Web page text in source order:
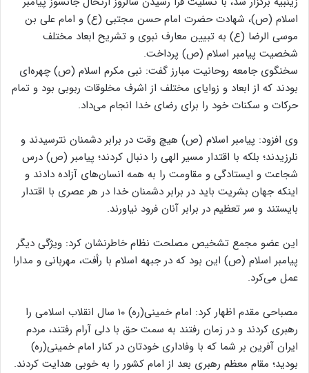
اسلام (ص)، شهادت حضرت امام حسن مجتبی (ع) و امام علی بن
موسی الرضا (ع) به تبیین معارف نبوی و تشریح ابعاد مختلف
شخصیت پیامبر اسلام (ص) پرداخت.
سخنگوی جامعه روحانیت مبارز گفت: نبی مکرم اسلام (ص) چهره‌ای
بودند که از ابعاد و زوایای مختلف از اشرف مخلوقات ربوبی بود و تمام
حرکات و سکنات خود را برای رضای خدا انجام می‌داد.
وی افزود: پیامبر اسلام (ص) هیچ وقت در برابر دشمنان نترسیدند و
نلرزیدند؛ بلکه با اقتدار مسیر الهی را دنبال کردند؛ پیامبر (ص) درس
شجاعت و ایستادگی و مقاومت را به همه انسان‌های آزاده دادند و
اینکه جهان بشریت باید در برابر دشمنان خدا در هر عصری با اقتدار
بایستند و سر تعظیم در برابر آنان فرود نیاورند.
این عضو مجمع تشخیص مصلحت نظام خاطرنشان کرد: ویژگی دیگر
پیامبر اسلام (ص) این بود که در جبهه اسلام با رأفت، مهربانی و مدارا
عمل می‌کرد.
مصباحی مقدم اظهار کرد: امام خمینی(ره) ۱۰ سال انقلاب اسلامی را
رهبری کردند و در زمان رفتند به سمت حق با دلی آرام رفتند، مردم
ایران آفرین بر شما که با وفاداری خودتان در کنار امام خمینی(ره)
بودید؛ مقام معظم رهبری بعد از امام کشور را به خوبی هدایت کردند.